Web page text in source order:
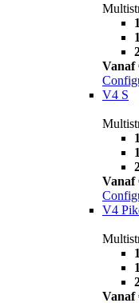
Vanaf
V4 S
Vanaf
V4
Vanaf